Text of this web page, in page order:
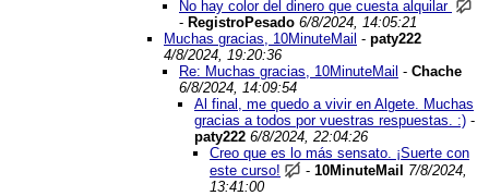
No hay color del dinero que cuesta alquilar
- RegistroPesado 6/8/2024, 14:05:21
Muchas gracias, 10MinuteMail - paty222
4/8/2024, 19:20:36
Re: Muchas gracias, 10MinuteMail - Chache
6/8/2024, 14:09:54
Al final, me quedo a vivir en Algete. Muchas
gracias a todos por vuestras respuestas. :) -
paty222 6/8/2024, 22:04:26
Creo que es lo más sensato. ¡Suerte con
este curso!
- 10MinuteMail
7/8/2024,
13:41:00